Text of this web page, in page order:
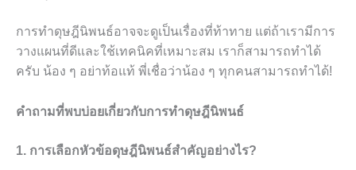
การทำดุษฎีนิพนธ์อาจจะดูเป็นเรื่องที่ท้าทาย แต่ถ้าเรามีการ
วางแผนที่ดีและใช้เทคนิคที่เหมาะสม เราก็สามารถทำได้
ครับ น้อง ๆ อย่าท้อแท้ พี่เชื่อว่าน้อง ๆ ทุกคนสามารถทำได้!
คำถามที่พบบ่อยเกี่ยวกับการทำดุษฎีนิพนธ์
1. การเลือกหัวข้อดุษฎีนิพนธ์สำคัญอย่างไร?